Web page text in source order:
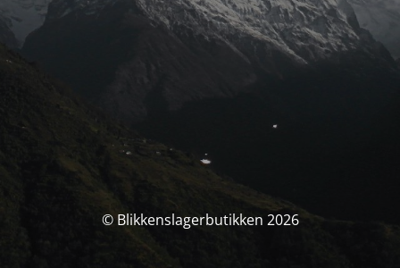
© Blikkenslagerbutikken 2026